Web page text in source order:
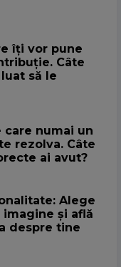
îți vor pune
Câte
să le
numai un
rezolva. Câte
ai avut?
Alege
și află
despre tine